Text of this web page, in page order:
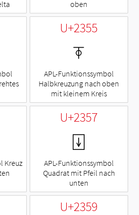
oben
U+2355
⍕
APL-Funktionssymbol
Halbkreuzung nach oben
mit kleinem Kreis
Kreuz
U+2357
⍗
APL-Funktionssymbol
Quadrat mit Pfeil nach
unten
U+2359